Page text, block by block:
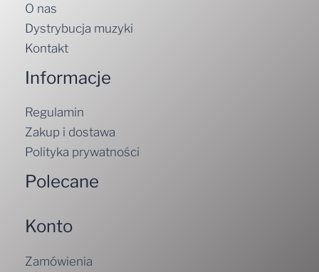
O nas
Dystrybucja muzyki
Kontakt
Informacje
Regulamin
Zakup i dostawa
Polityka prywatności
Polecane
Konto
Zamówienia